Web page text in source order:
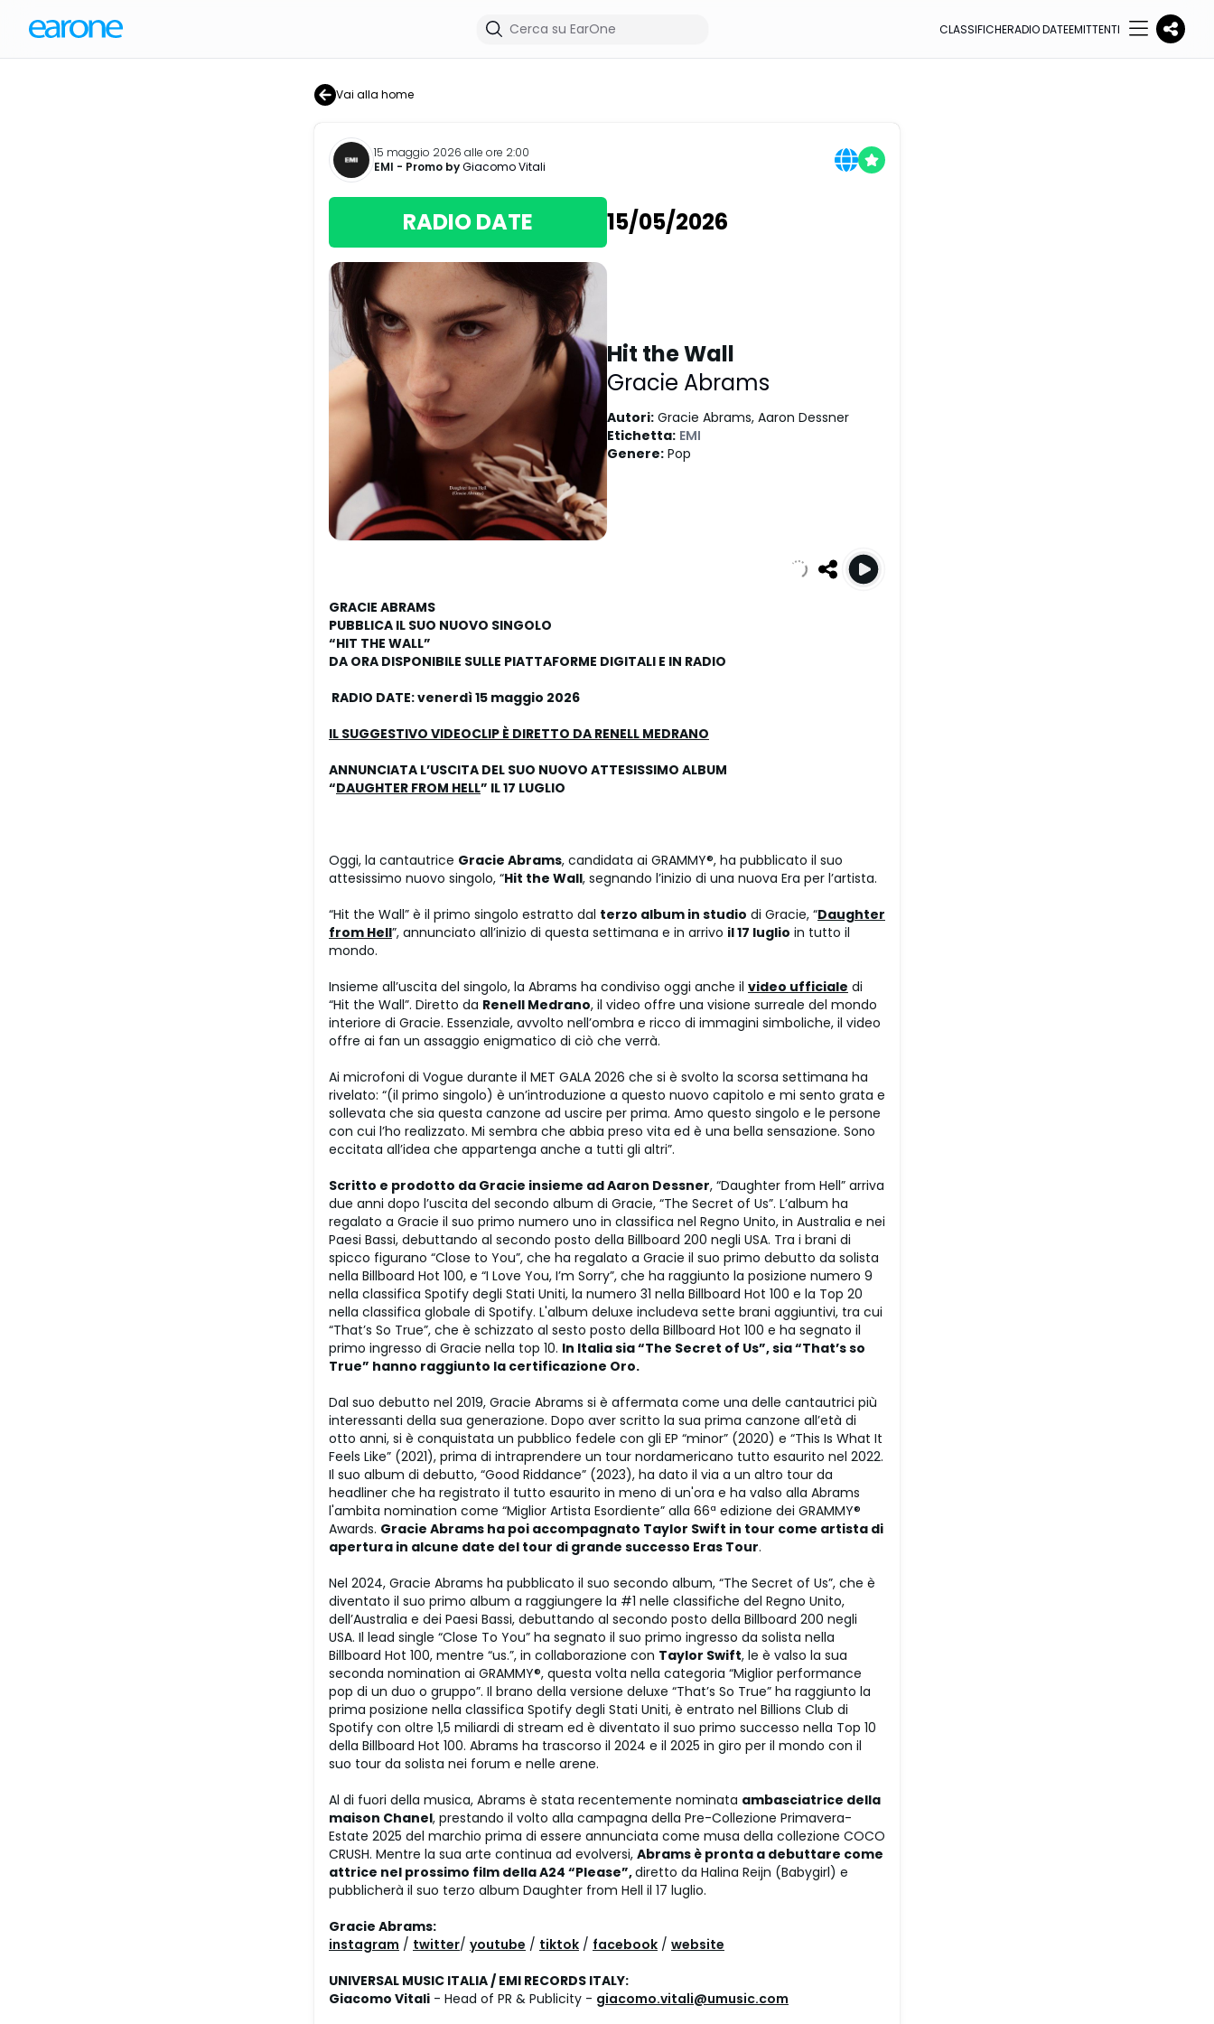
CLASSIFICHERADIO DATEEMITTENTI
Vai alla home
15 maggio 2026 alle ore 2:00
EMI - Promo byGiacomo Vitali
RADIO DATE 15/05/2026
Hit the Wall
Gracie Abrams
Autori: Gracie Abrams, Aaron Dessner
Etichetta: EMI
Genere: Pop
GRACIE ABRAMS
PUBBLICA IL SUO NUOVO SINGOLO
“HIT THE WALL”
DA ORA DISPONIBILE SULLE PIATTAFORME DIGITALI E IN RADIO
RADIO DATE: venerdì 15 maggio 2026
IL SUGGESTIVO VIDEOCLIP È DIRETTO DA RENELL MEDRANO
ANNUNCIATA L’USCITA DEL SUO NUOVO ATTESISSIMO ALBUM
“DAUGHTER FROM HELL” IL 17 LUGLIO
Oggi, la cantautrice Gracie Abrams, candidata ai GRAMMY®, ha pubblicato il suo
attesissimo nuovo singolo, “Hit the Wall, segnando l’inizio di una nuova Era per l’artista.
“Hit the Wall” è il primo singolo estratto dal terzo album in studio di Gracie, “Daughter
from Hell”, annunciato all’inizio di questa settimana e in arrivo il 17 luglio in tutto il
mondo.
Insieme all’uscita del singolo, la Abrams ha condiviso oggi anche il video ufficiale di
“Hit the Wall”. Diretto da Renell Medrano, il video offre una visione surreale del mondo
interiore di Gracie. Essenziale, avvolto nell’ombra e ricco di immagini simboliche, il video
offre ai fan un assaggio enigmatico di ciò che verrà.
Ai microfoni di Vogue durante il MET GALA 2026 che si è svolto la scorsa settimana ha
rivelato: “(il primo singolo) è un’introduzione a questo nuovo capitolo e mi sento grata e
sollevata che sia questa canzone ad uscire per prima. Amo questo singolo e le persone
con cui l’ho realizzato. Mi sembra che abbia preso vita ed è una bella sensazione. Sono
eccitata all’idea che appartenga anche a tutti gli altri”.
Scritto e prodotto da Gracie insieme ad Aaron Dessner, “Daughter from Hell” arriva
due anni dopo l’uscita del secondo album di Gracie, “The Secret of Us”. L’album ha
regalato a Gracie il suo primo numero uno in classifica nel Regno Unito, in Australia e nei
Paesi Bassi, debuttando al secondo posto della Billboard 200 negli USA. Tra i brani di
spicco figurano “Close to You”, che ha regalato a Gracie il suo primo debutto da solista
nella Billboard Hot 100, e “I Love You, I’m Sorry”, che ha raggiunto la posizione numero 9
nella classifica Spotify degli Stati Uniti, la numero 31 nella Billboard Hot 100 e la Top 20
nella classifica globale di Spotify. L'album deluxe includeva sette brani aggiuntivi, tra cui
“That’s So True”, che è schizzato al sesto posto della Billboard Hot 100 e ha segnato il
primo ingresso di Gracie nella top 10. In Italia sia “The Secret of Us”, sia “That’s so
True” hanno raggiunto la certificazione Oro.
Dal suo debutto nel 2019, Gracie Abrams si è affermata come una delle cantautrici più
interessanti della sua generazione. Dopo aver scritto la sua prima canzone all’età di
otto anni, si è conquistata un pubblico fedele con gli EP “minor” (2020) e “This Is What It
Feels Like” (2021), prima di intraprendere un tour nordamericano tutto esaurito nel 2022.
Il suo album di debutto, “Good Riddance” (2023), ha dato il via a un altro tour da
headliner che ha registrato il tutto esaurito in meno di un'ora e ha valso alla Abrams
l'ambita nomination come “Miglior Artista Esordiente” alla 66ª edizione dei GRAMMY®
Awards. Gracie Abrams ha poi accompagnato Taylor Swift in tour come artista di
apertura in alcune date del tour di grande successo Eras Tour.
Nel 2024, Gracie Abrams ha pubblicato il suo secondo album, “The Secret of Us”, che è
diventato il suo primo album a raggiungere la #1 nelle classifiche del Regno Unito,
dell’Australia e dei Paesi Bassi, debuttando al secondo posto della Billboard 200 negli
USA. Il lead single “Close To You” ha segnato il suo primo ingresso da solista nella
Billboard Hot 100, mentre “us.”, in collaborazione con Taylor Swift, le è valso la sua
seconda nomination ai GRAMMY®, questa volta nella categoria “Miglior performance
pop di un duo o gruppo”. Il brano della versione deluxe “That’s So True” ha raggiunto la
prima posizione nella classifica Spotify degli Stati Uniti, è entrato nel Billions Club di
Spotify con oltre 1,5 miliardi di stream ed è diventato il suo primo successo nella Top 10
della Billboard Hot 100. Abrams ha trascorso il 2024 e il 2025 in giro per il mondo con il
suo tour da solista nei forum e nelle arene.
Al di fuori della musica, Abrams è stata recentemente nominata ambasciatrice della
maison Chanel, prestando il volto alla campagna della Pre-Collezione Primavera-
Estate 2025 del marchio prima di essere annunciata come musa della collezione COCO
CRUSH. Mentre la sua arte continua ad evolversi, Abrams è pronta a debuttare come
attrice nel prossimo film della A24 “Please”,diretto da Halina Reijn (Babygirl) e
pubblicherà il suo terzo album Daughter from Hell il 17 luglio.
Gracie Abrams:
instagram / twitter/ youtube / tiktok / facebook / website
UNIVERSAL MUSIC ITALIA / EMI RECORDS ITALY:
Giacomo Vitali - Head of PR & Publicity - giacomo.vitali@umusic.com